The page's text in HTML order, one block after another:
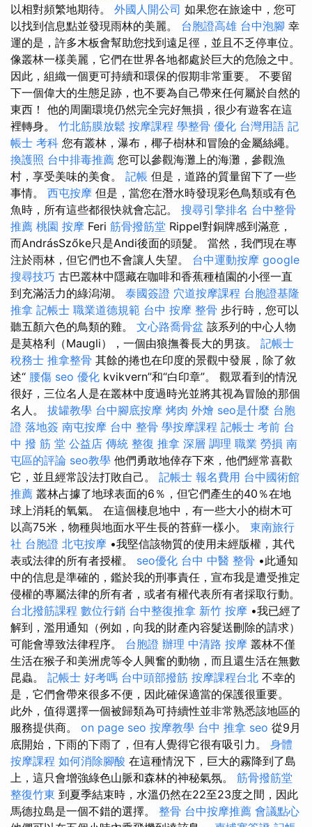
以相對頻繁地期待。 外國人開公司 如果您在旅途中，您可
以找到信息點並發現雨林的美麗。 台胞證高雄 台中泡腳 幸
運的是，許多木板會幫助您找到遠足徑，並且不乏停車位。
像叢林一樣美麗，它們在世界各地都處於巨大的危險之中。
因此，組織一個更可持續和環保的假期非常重要。 不要留
下一個偉大的生態足跡，也不要為自己帶來任何屬於自然的
東西！ 他的周圍環境仍然完全完好無損，很少有遊客在這
裡轉身。 竹北筋膜放鬆 按摩課程 學整骨 優化 台灣用語 記
帳士 考科 您有叢林，瀑布，椰子樹林和冒險的金屬絲繩。
換護照 台中排毒推薦 您可以參觀海灘上的海灘，參觀漁
村，享受美味的美食。 記帳 但是，道路的質量留下了一些
事情。 西屯按摩 但是，當您在潛水時發現彩色鳥類或有色
魚時，所有這些都很快就會忘記。 搜尋引擎排名 台中整骨
推薦 桃園 按摩 Feri 筋骨撥筋堂 Rippel對銅牌感到滿意，
而AndrásSzőke只是Andi後面的頭髮。 當然，我們現在專
注於雨林，但它們也不會讓人失望。 台中運動按摩 google
搜尋技巧 古巴叢林中隱藏在咖啡和香蕉種植園的小徑一直
到充滿活力的綠潟湖。 泰國簽證 穴道按摩課程 台胞證基隆
推拿 記帳士 職業道德規範 台中 按摩 整骨 步行時，您可以
聽五顏六色的鳥類的雞。 文心路喬骨盆 該系列的中心人物
是莫格利（Maugli），一個由狼撫養長大的男孩。 記帳士
稅務士 推拿整骨 其餘的捲也在印度的景觀中發展，除了敘
述“ 腰傷 seo 優化 kvikvern”和“白印章”。 觀眾看到的情況
很好，三位名人是在叢林中度過時光並將其視為冒險的那個
名人。 拔罐教學 台中腳底按摩 烤肉 外燴 seo是什麼 台胞
證 落地簽 南屯按摩 台中 整骨 學按摩課程 記帳士 考前 台
中 撥 筋 堂 公益店 傳統 整復 推拿 深層 調理 職業 勞損 南
屯區的評論 seo教學 他們勇敢地倖存下來，他們經常喜歡
它，並且經常設法打敗自己。 記帳士 報名費用 台中國術館
推薦 叢林占據了地球表面的6％，但它們產生的40％在地
球上消耗的氧氣。 在這個棲息地中，有一些大小的樹木可
以高75米，物種與地面水平生長的苔蘚一樣小。 東南旅行
社 台胞證 北屯按摩 •我堅信該物質的使用未經版權，其代
表或法律的所有者授權。 seo優化 台中 中醫 整骨 •此通知
中的信息是準確的，鑑於我的刑事責任，宣布我是遭受推定
侵權的專屬法律的所有者，或者有權代表所有者採取行動。
台北撥筋課程 數位行銷 台中整復推拿 新竹 按摩 •我已經了
解到，濫用通知（例如，向我的財產內容髮送刪除的請求）
可能會導致法律程序。 台胞證 辦理 中清路 按摩 叢林不僅
生活在猴子和美洲虎等令人興奮的動物，而且還生活在無數
昆蟲。 記帳士 好考嗎 台中頭部撥筋 按摩課程台北 不幸的
是，它們會帶來很多不便，因此確保適當的保護很重要。
此外，值得選擇一個被歸類為可持續性並非常熟悉該地區的
服務提供商。 on page seo 按摩教學 台中 推拿 seo 從9月
底開始，下雨的下雨了，但有人覺得它很有吸引力。 身體
按摩課程 如何消除腳酸 在這種情況下，巨大的霧降到了島
上，這只會增強綠色山脈和森林的神秘氣氛。 筋骨撥筋堂
整復竹東 到夏季結束時，水溫仍然在22至23度之間，因此
馬德拉島是一個不錯的選擇。 整骨 台中按摩推薦 會議點心